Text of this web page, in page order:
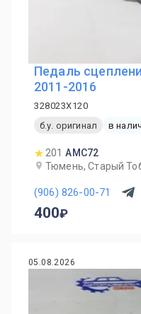
Педаль
2011-2016
328023X120
б.у. оригинал
в
201 AMC72
Тюмень, Старый
(906) 826-00-71
400
05.08.2026